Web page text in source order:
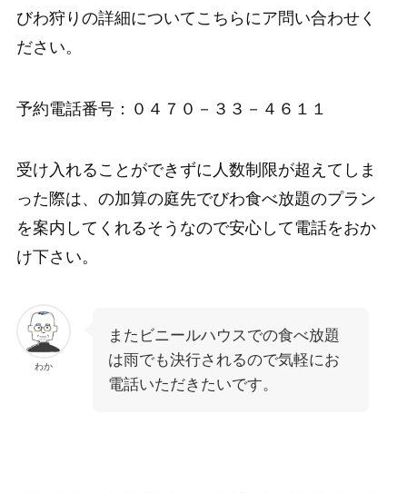
びわ狩りの詳細についてこちらにア問い合わせく
ださい。
予約電話番号：０４７０－３３－４６１１
受け入れることができずに人数制限が超えてしま
った際は、の加算の庭先でびわ食べ放題のプラン
を案内してくれるそうなので安心して電話をおか
け下さい。
わか
またビニールハウスでの食べ放題
は雨でも決行されるので気軽にお
電話いただきたいです。